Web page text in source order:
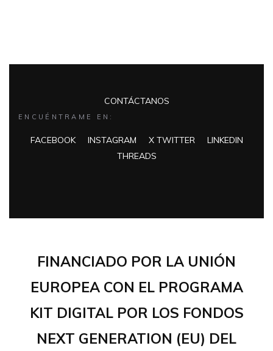
CONTÁCTANOS
ENCUÉNTRAME EN:
FACEBOOK INSTAGRAM X TWITTER
LINKEDIN
THREADS
FINANCIADO POR LA UNIÓN
EUROPEA CON EL PROGRAMA
KIT DIGITAL POR LOS FONDOS
NEXT GENERATION (EU) DEL